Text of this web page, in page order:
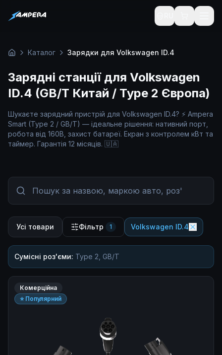
ГоловнаКаталог Зарядки для Volkswagen ID.4
Зарядні станції для Volkswagen
ID.4 (GB/T Китай / Type 2 Європа)
Шукаєте зарядний пристрій для Volkswagen ID.4? ⚡ Ampera
Smart (Type 2 / GB/T) — ідеальне рішення: нативний порт,
робота від 160В, захист батареї. Екран з контролем кВт та
таймер. Гарантія 12 місяців. 🇺🇦
Усі товари Фільтр 1 Volkswagen ID.4
Сумісні роз'єми: Type 2, GB/T
Комерційна
⭐ Популярний